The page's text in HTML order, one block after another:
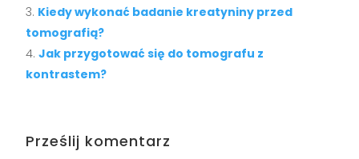
Kiedy wykonać badanie kreatyniny przed
tomografią?
Jak przygotować się do tomografu z
kontrastem?
Prześlij komentarz